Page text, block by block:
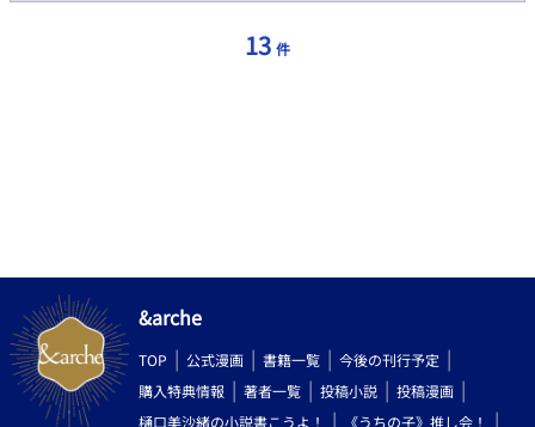
13 件
&arche
TOP 公式漫画 書籍一覧
今後の刊行予定
購入特典情報
著者一覧 投稿小説
投稿漫画
樋口美沙緒の小説書こうよ！
《うちの子》推し会！